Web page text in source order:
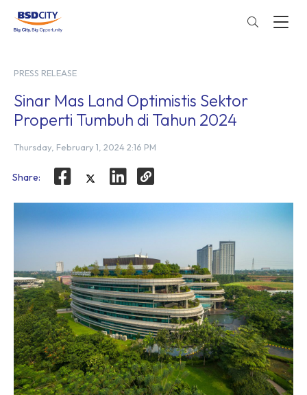
PRESS RELEASE
Sinar Mas Land Optimistis Sektor
Properti Tumbuh di Tahun 2024
Thursday, February 1, 2024 2:16 PM
Share: